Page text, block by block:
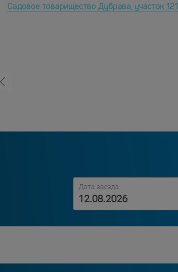
Садовое товарищество Дубрава, участок 121
Дата заезда: